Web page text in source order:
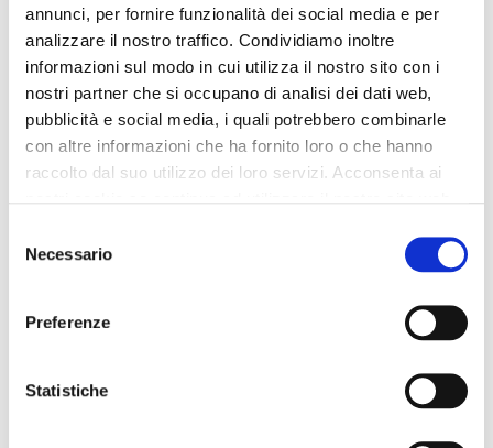
annunci, per fornire funzionalità dei social media e per
analizzare il nostro traffico. Condividiamo inoltre
informazioni sul modo in cui utilizza il nostro sito con i
nostri partner che si occupano di analisi dei dati web,
pubblicità e social media, i quali potrebbero combinarle
con altre informazioni che ha fornito loro o che hanno
raccolto dal suo utilizzo dei loro servizi. Acconsenta ai
delNecessario
Preferenze
Statistiche